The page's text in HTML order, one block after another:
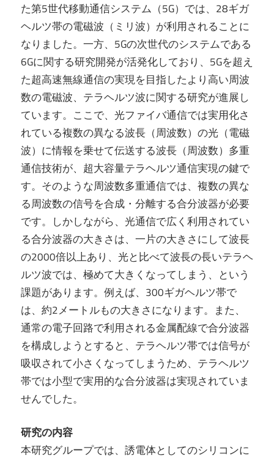
た第5世代移動通信システム（5G）では、28ギガ
ヘルツ帯の電磁波（ミリ波）が利用されることに
なりました。一方、5Gの次世代のシステムである
6Gに関する研究開発が活発化しており、5Gを超え
た超高速無線通信の実現を目指したより高い周波
数の電磁波、テラヘルツ波に関する研究が進展し
ています。ここで、光ファイバ通信では実用化さ
れている複数の異なる波長（周波数）の光（電磁
波）に情報を乗せて伝送する波長（周波数）多重
通信技術が、超大容量テラヘルツ通信実現の鍵で
す。そのような周波数多重通信では、複数の異な
る周波数の信号を合成・分離する合分波器が必要
です。しかしながら、光通信で広く利用されてい
る合分波器の大きさは、一片の大きさにして波長
の2000倍以上あり、光と比べて波長の長いテラヘ
ルツ波では、極めて大きくなってしまう、という
課題があります。例えば、300ギガヘルツ帯で
は、約2メートルもの大きさになります。また、
通常の電子回路で利用される金属配線で合分波器
を構成しようとすると、テラヘルツ帯では信号が
吸収されて小さくなってしまうため、テラヘルツ
帯では小型で実用的な合分波器は実現されていま
せんでした。
研究の内容
本研究グループでは、誘電体としてのシリコンに